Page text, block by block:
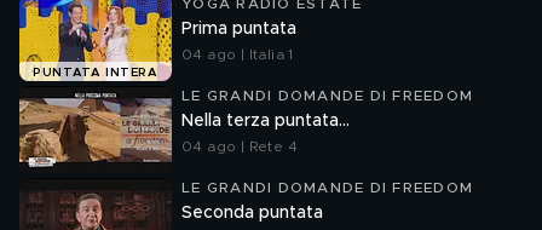
PUNTATA INTERA
YOGA RADIO ESTATE
Prima puntata
04 ago | Italia 1
LE GRANDI DOMANDE DI FREEDOM
Nella terza puntata...
04 ago | Rete 4
LE GRANDI DOMANDE DI FREEDOM
Seconda puntata